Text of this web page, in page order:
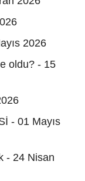
2026
oldu? - 15
- 01 Mayıs
- 24 Nisan